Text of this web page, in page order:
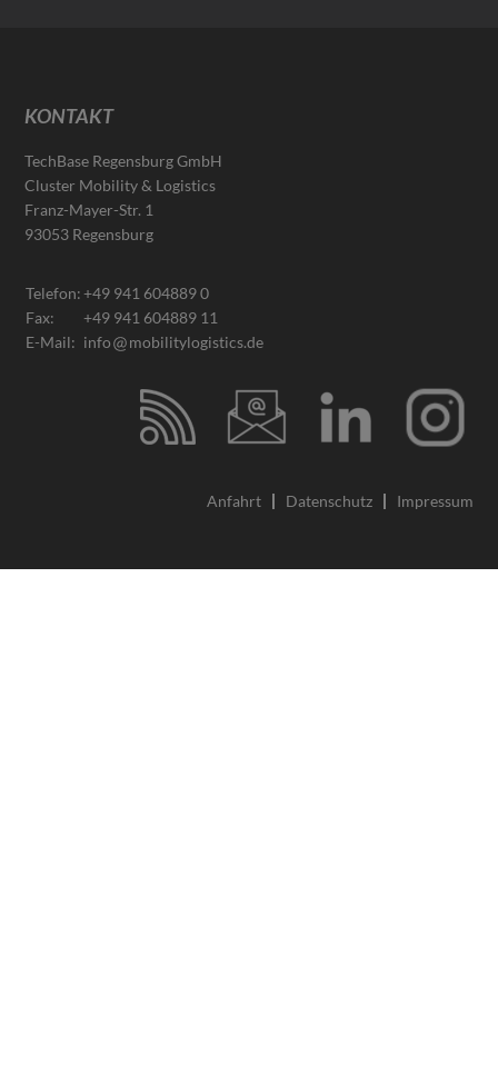
KONTAKT
TechBase Regensburg GmbH
Cluster Mobility & Logistics
Franz-Mayer-Str. 1
93053 Regensburg
Telefon:
Fax:
E-Mail:
+49 941 604889 0
+49 941 604889 11
info
mobilitylogistics.de
Anfahrt Datenschutz Impressum